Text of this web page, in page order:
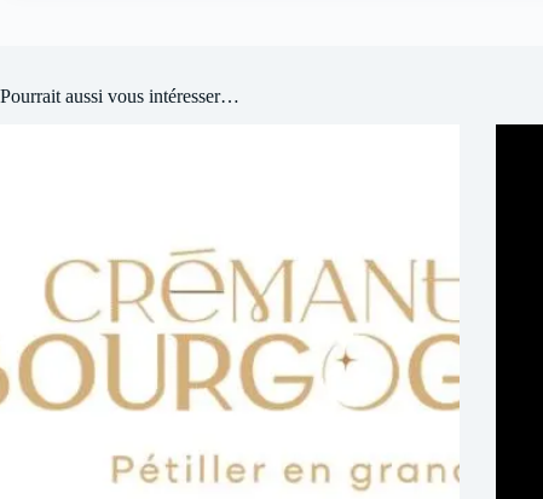
Pourrait aussi vous intéresser…